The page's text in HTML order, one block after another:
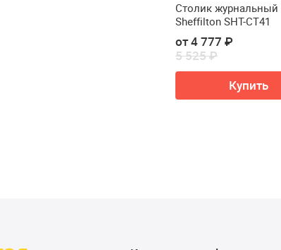
Столик журнальный
Sheffilton SHT-CT41
от 4 777 ₽
5 525 ₽
Купить